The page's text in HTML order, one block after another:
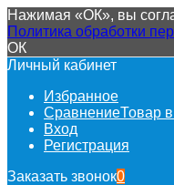
Нажимая «ОК», вы
Политика обработки
ОК
Личный кабинет
Избранное
СравнениеТовар
Вход
Регистрация
Заказать звонок0